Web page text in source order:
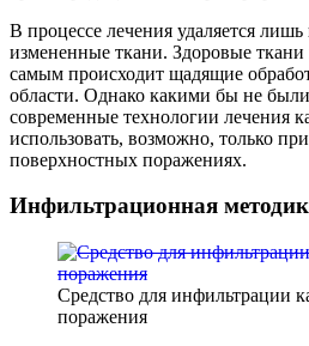
В процессе лечения удаляется лишь
измененные ткани. Здоровые ткани
самым происходит щадящие
области. Однако какими бы не
современные технологии лечения
использовать, возможно, только
поверхностных поражениях.
Инфильтрационная
Средство для инфильтрации
поражения